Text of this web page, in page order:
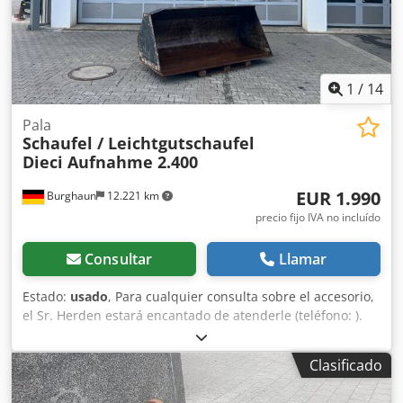
concesionarios de vehículos comerciales en Alemania.
Salvo errores y venta previa. Número interno: 010811 =
Más información = Uso previsto: Construcción. Póngase en
contacto con Marius Herden para obtener más
información.
1 / 14
Burghaun 12.221 km
Pala
Schaufel / Leichtgutschaufel
Dieci Aufnahme 2.400
EUR 1.990
precio fijo IVA no incluído
Consultar Llamar
Estado: usado, Para cualquier consulta sobre el accesorio,
el Sr. Herden estará encantado de atenderle (teléfono: ).
Paleta / Paleta para materiales ligeros / Adaptador Diëci /
disponible en stock y listo para entrega inmediata. Precio:
1.990,00 € neto / 2.368,10 € bruto. - Peso (kg): 491 - Ancho
(mm): 2.400 Las dimensiones exactas del adaptador se
Clasificado